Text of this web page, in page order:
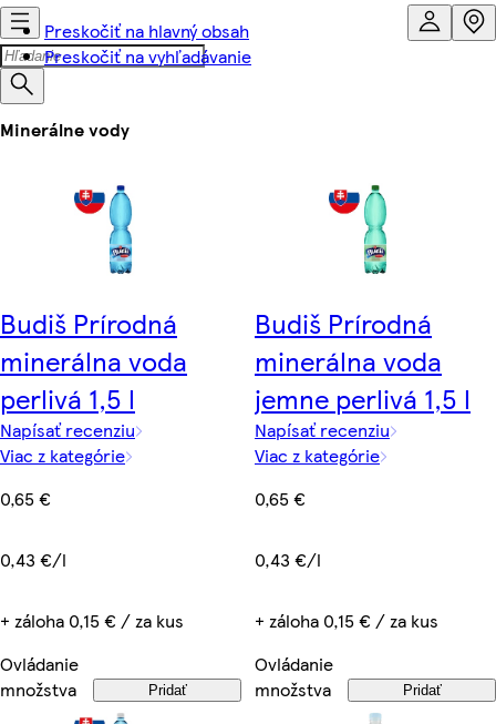
Preskočiť na hlavný obsah
Preskočiť na vyhľadávanie
Minerálne vody
Budiš Prírodná
minerálna voda
perlivá 1,5 l
Napísať recenziu
Viac z kategórie
0,65 €
0,43 €/l
+ záloha 0,15 € / za kus
Ovládanie
množstva
Pridať
Budiš Prírodná
minerálna voda
jemne perlivá 1,5 l
Napísať recenziu
Viac z kategórie
0,65 €
0,43 €/l
+ záloha 0,15 € / za kus
Ovládanie
množstva
Pridať